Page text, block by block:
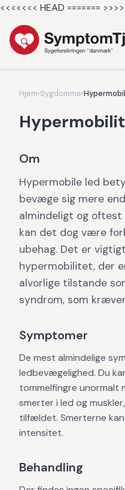
<<<<<<< HEAD =======
Hjem›Sygdomme›
Om
Hypermobile led
bevæge sig mere
almindeligt og
kan det dog være
ubehag. Det er
hypermobilitet, der
alvorlige tilstande
syndrom, som
Symptomer
De mest almindelige
ledbevægelighed. Du
tommelfingre unormalt
smerter i led og
tilfældet. Smerterne
intensitet.
Behandling